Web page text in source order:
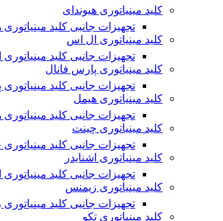
کلید مینیاتوری هیوندای
تجهیزات جانبی کلید مینیاتوری
کلید مینیاتوری ال اس
تجهیزات جانبی کلید
کلید مینیاتوری پارس فانال
تجهیزات جانبی کلید
کلید مینیاتوری هیمل
تجهیزات جانبی کلید
کلید مینیاتوری چینت
تجهیزات جانبی کلید
کلید مینیاتوری اشنایدر
تجهیزات جانبی کلید مینیاتوری
کلید مینیاتوری زیمنس
تجهیزات جانبی کلید
کلید مینیاتوری تکو